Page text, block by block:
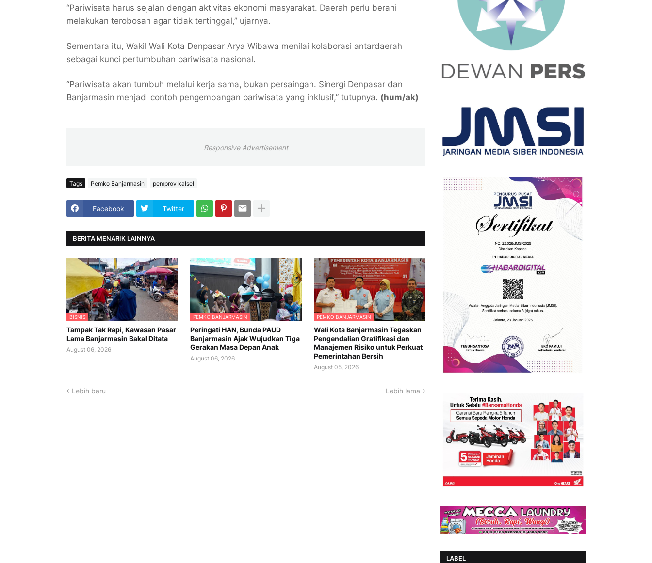
“Pariwisata harus sejalan dengan aktivitas ekonomi masyarakat. Daerah perlu berani
melakukan terobosan agar tidak tertinggal,” ujarnya.
Sementara itu, Wakil Wali Kota Denpasar Arya Wibawa menilai kolaborasi antardaerah
sebagai kunci pertumbuhan pariwisata nasional.
“Pariwisata akan tumbuh melalui kerja sama, bukan persaingan. Sinergi Denpasar dan
Banjarmasin menjadi contoh pengembangan pariwisata yang inklusif,” tutupnya. (hum/ak)
Responsive Advertisement
Tags Pemko Banjarmasin pemprov kalsel
Facebook Twitter
BERITA MENARIK LAINNYA
BISNIS
Tampak Tak Rapi, Kawasan Pasar
Lama Banjarmasin Bakal Ditata
August 06, 2026
PEMKO BANJARMASIN
Peringati HAN, Bunda PAUD
Banjarmasin Ajak Wujudkan Tiga
Gerakan Masa Depan Anak
August 06, 2026
PEMKO BANJARMASIN
Wali Kota Banjarmasin Tegaskan
Pengendalian Gratifikasi dan
Manajemen Risiko untuk Perkuat
Pemerintahan Bersih
August 05, 2026
Lebih baru Lebih lama
LABEL